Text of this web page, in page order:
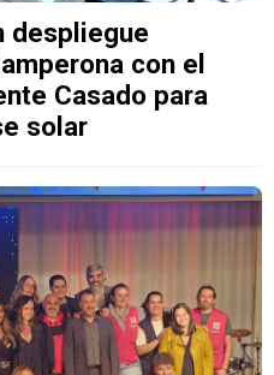
despliegue
con el
Casado para
solar